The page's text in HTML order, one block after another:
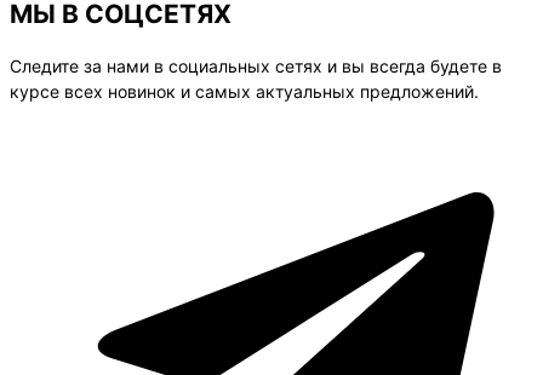
МЫ В СОЦСЕТЯХ
Следите за нами в социальных сетях и вы всегда будете в
курсе всех новинок и самых актуальных предложений.